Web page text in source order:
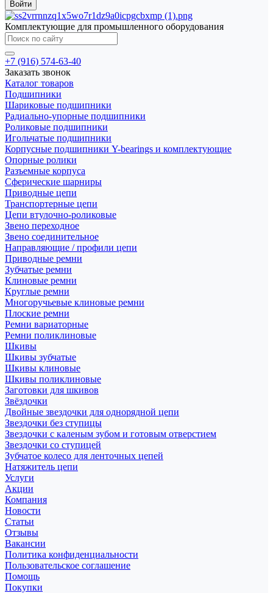
Комплектующие для промышленного оборудования
+7 (916) 574-63-40
Заказать звонок
Каталог товаров
Подшипники
Шариковые подшипники
Радиально-упорные подшипники
Роликовые подшипники
Игольчатые подшипники
Корпусные подшипники Y-bearings и комплектующие
Опорные ролики
Разъемные корпуса
Сферические шарниры
Приводные цепи
Транспортерные цепи
Цепи втулочно-роликовые
Звено переходное
Звено соединительное
Направляющие / профили цепи
Приводные ремни
Зубчатые ремни
Клиновые ремни
Круглые ремни
Многоручьевые клиновые ремни
Плоские ремни
Ремни вариаторные
Ремни поликлиновые
Шкивы
Шкивы зубчатые
Шкивы клиновые
Шкивы поликлиновые
Заготовки для шкивов
Звёздочки
Двойные звездочки для однорядной цепи
Звездочки без ступицы
Звездочки с каленым зубом и готовым отверстием
Звездочки со ступицей
Зубчатое колесо для ленточных цепей
Натяжитель цепи
Услуги
Акции
Компания
Новости
Статьи
Отзывы
Вакансии
Политика конфиденциальности
Пользовательское соглашение
Помощь
Покупки